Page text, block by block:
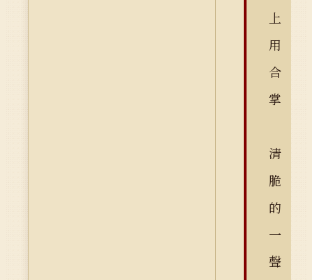
上
用
合
掌
清
脆
的
一
聲